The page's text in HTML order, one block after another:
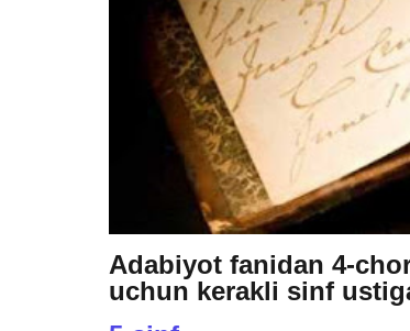
Adabiyot fanidan 4-
uchun kerakli sinf